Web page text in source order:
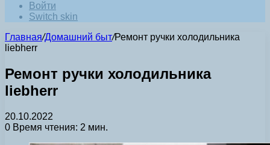
Войти
Switch skin
Главная/Домашний быт/Ремонт ручки холодильника
liebherr
Ремонт ручки холодильника
liebherr
20.10.2022
0 Время чтения: 2 мин.